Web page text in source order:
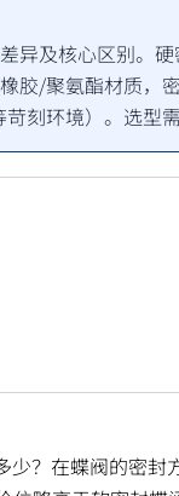
异及核心区别。
胶/聚氨酯材质，
刻环境）。选型
少？在蝶阀的密